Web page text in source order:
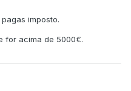
imposto.
for acima de 5000€.